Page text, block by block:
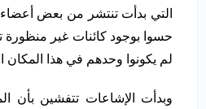
التي بدأت تنتشر من بعض أعضاء
حسوا بوجود كائنات غير منظورة
لم يكونوا وحدهم في هذا المكان
وبدأت الإشاعات تتفشين بأن